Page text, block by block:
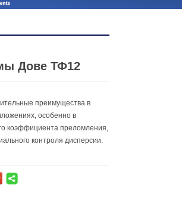
Дове ТФ12
преимущества в
особенно в
коэффициента преломления,
контроля дисперсии.